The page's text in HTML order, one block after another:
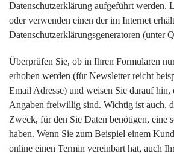
Datenschutzerklärung aufgeführt werden.
oder verwenden einen der im Internet
Datenschutzerklärungsgeneratoren (unter
Überprüfen Sie, ob in Ihren Formularen
erhoben werden (für Newsletter reicht
Email Adresse) und weisen Sie darauf hin,
Angaben freiwillig sind. Wichtig ist auch,
Zweck, für den Sie Daten benötigen, eine
haben. Wenn Sie zum Beispiel einem
online einen Termin vereinbart hat, auch